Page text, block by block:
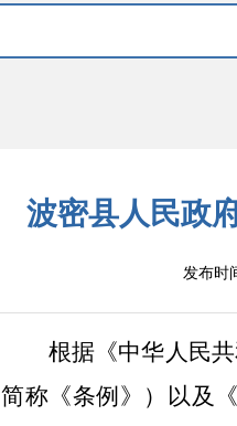
波密县人民政
发布时
根据《中华人民
简称《条例》）以及